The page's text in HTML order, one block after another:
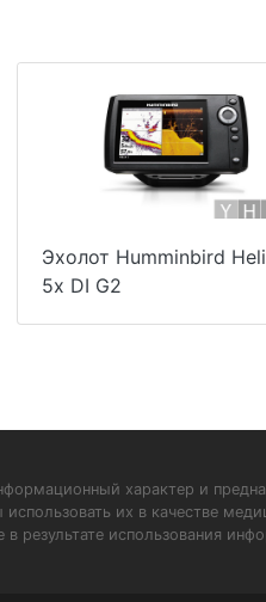
Эхолот Humminbird
5x DI G2
характер и
их в качестве
результате использования